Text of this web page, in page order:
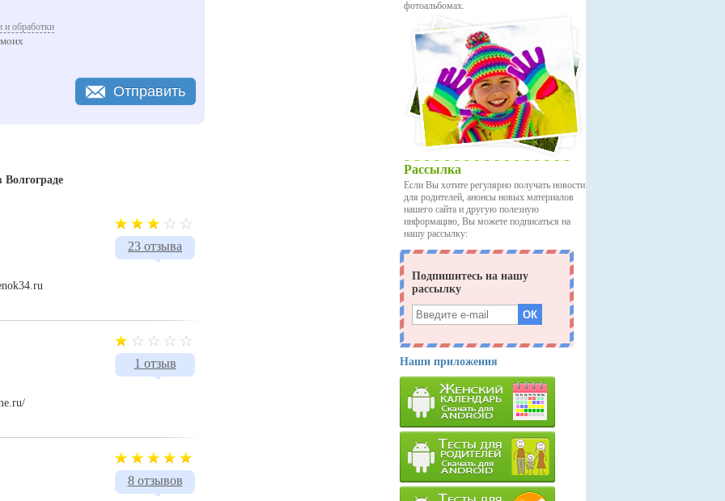
фотоальбомах.
Рассылка
Если Вы хотите регулярно получать новости
для родителей, анонсы новых материалов
нашего сайта и другую полезную
информацию, Вы можете подписаться на
нашу рассылку:
Наши приложения
и обработки
Отправить
23 отзыва
1 отзыв
8 отзывов